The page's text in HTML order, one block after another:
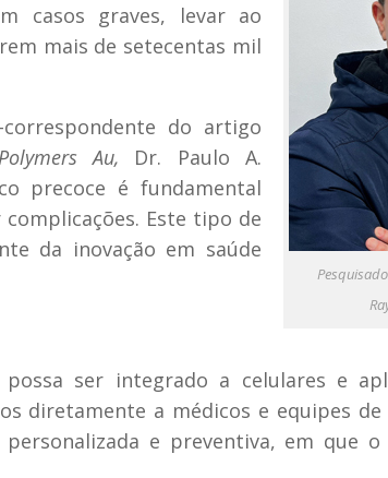
casos graves, levar ao
mais de setecentas mil
do artigo
Au, Dr. Paulo A.
precoce é fundamental
Este tipo de
da inovação em saúde
ser integrado a celulares e
diretamente a médicos e equipes de
e preventiva, em que